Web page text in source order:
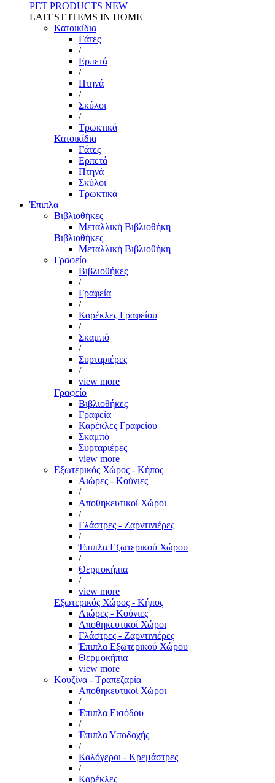
PET PRODUCTS NEW
LATEST ITEMS IN HOME
Κατοικίδια
Γάτες
/
Ερπετά
/
Πτηνά
/
Σκύλοι
/
Τρωκτικά
Κατοικίδια
Γάτες
Ερπετά
Πτηνά
Σκύλοι
Τρωκτικά
Έπιπλα
Βιβλιοθήκες
Μεταλλική Βιβλιοθήκη
Βιβλιοθήκες
Μεταλλική Βιβλιοθήκη
Γραφείο
Βιβλιοθήκες
/
Γραφεία
/
Καρέκλες Γραφείου
/
Σκαμπό
/
Συρταριέρες
/
view more
Γραφείο
Βιβλιοθήκες
Γραφεία
Καρέκλες Γραφείου
Σκαμπό
Συρταριέρες
view more
Εξωτερικός Χώρος - Κήπος
Αιώρες - Κούνιες
/
Αποθηκευτικοί Χώροι
/
Γλάστρες - Ζαρντινιέρες
/
Έπιπλα Εξωτερικού Χώρου
/
Θερμοκήπια
/
view more
Εξωτερικός Χώρος - Κήπος
Αιώρες - Κούνιες
Αποθηκευτικοί Χώροι
Γλάστρες - Ζαρντινιέρες
Έπιπλα Εξωτερικού Χώρου
Θερμοκήπια
view more
Κουζίνα - Τραπεζαρία
Αποθηκευτικοί Χώροι
/
Έπιπλα Εισόδου
/
Έπιπλα Υποδοχής
/
Καλόγεροι - Κρεμάστρες
/
Καρέκλες